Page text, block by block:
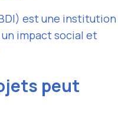
est une institution
impact social et
peut